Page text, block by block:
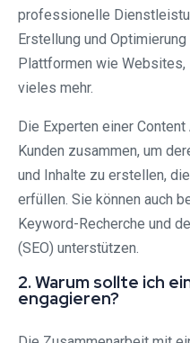
professionelle
Erstellung und
Plattformen wie
vieles mehr.
Die Experten einer
Kunden zusammen, um
und Inhalte zu erstellen,
erfüllen. Sie können auch
Keyword-Recherche und
(SEO) unterstützen.
2. Warum sollte ich
engagieren?